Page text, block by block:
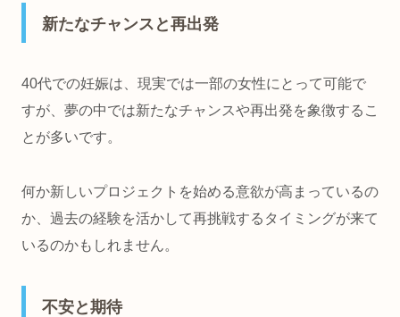
新たなチャンスと再出発
40代での妊娠は、現実では一部の女性にとって可能で
すが、夢の中では新たなチャンスや再出発を象徴するこ
とが多いです。
何か新しいプロジェクトを始める意欲が高まっているの
か、過去の経験を活かして再挑戦するタイミングが来て
いるのかもしれません。
不安と期待